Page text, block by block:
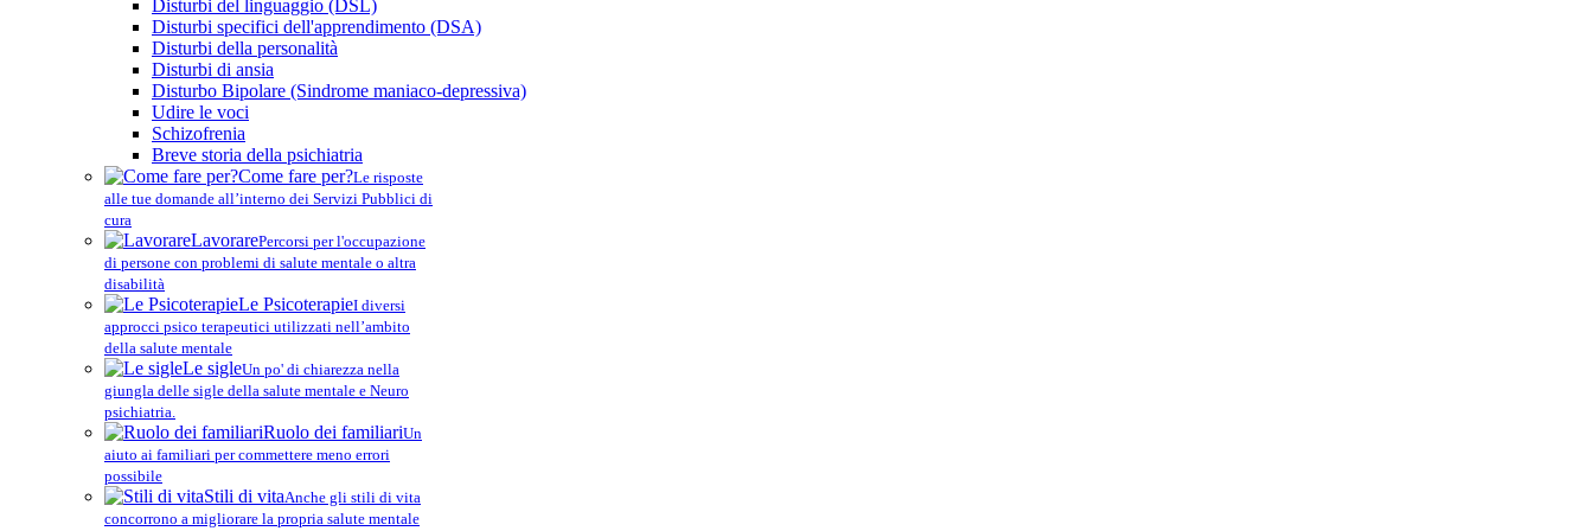
Disturbi del linguaggio (DSL)
Disturbi specifici dell'apprendimento (DSA)
Disturbi della personalità
Disturbi di ansia
Disturbo Bipolare (Sindrome maniaco-depressiva)
Udire le voci
Schizofrenia
Breve storia della psichiatria
Come fare per?Le risposte
alle tue domande all’interno dei Servizi Pubblici di
cura
LavorarePercorsi per l'occupazione
di persone con problemi di salute mentale o altra
disabilità
Le PsicoterapieI diversi
approcci psico terapeutici utilizzati nell’ambito
della salute mentale
Le sigleUn po' di chiarezza nella
giungla delle sigle della salute mentale e Neuro
psichiatria.
Ruolo dei familiariUn
aiuto ai familiari per commettere meno errori
possibile
Stili di vitaAnche gli stili di vita
concorrono a migliorare la propria salute mentale